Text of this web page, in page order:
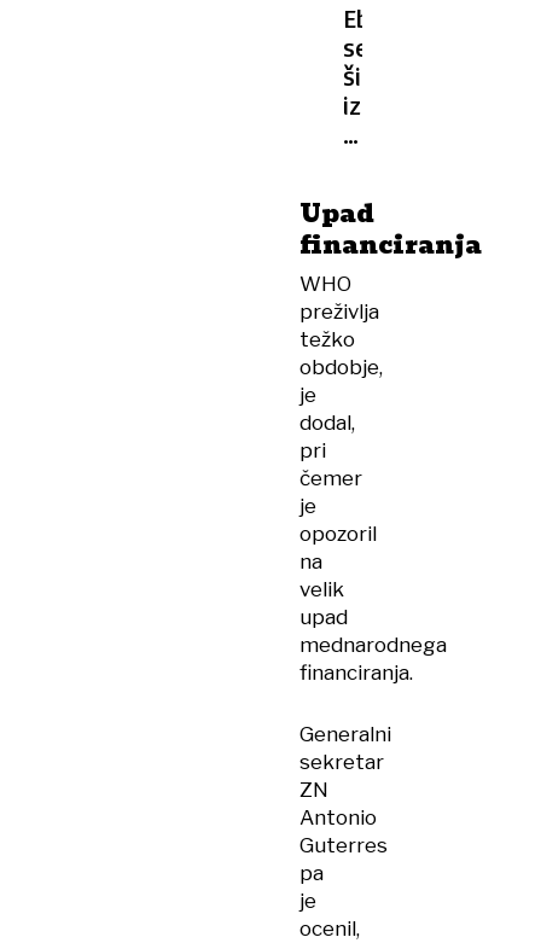
Ebola
se
širi
iz
DR
poziva
k
nujnim
ukrepom
Upad
financiranja
WHO
preživlja
težko
obdobje,
je
dodal,
pri
čemer
je
opozoril
na
velik
upad
mednarodnega
financiranja.
Generalni
sekretar
ZN
Antonio
Guterres
pa
je
ocenil,